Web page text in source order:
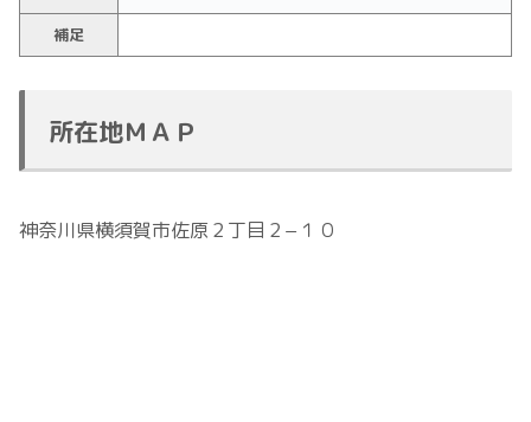
補足
所在地ＭＡＰ
神奈川県横須賀市佐原２丁目２−１０